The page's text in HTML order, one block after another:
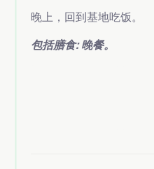
晚上，回到基地吃饭。
包括膳食: 晚餐。